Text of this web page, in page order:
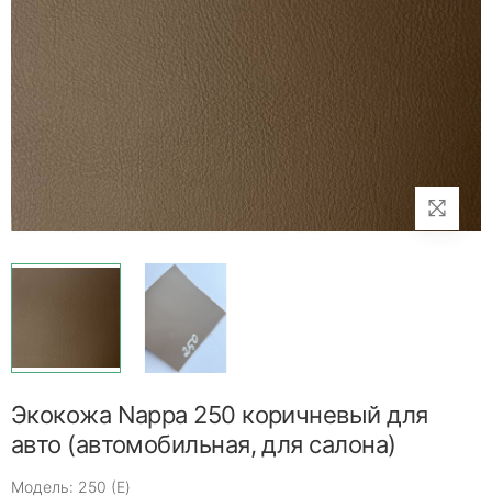
Экокожа Nappa 250 коричневый для
авто (автомобильная, для салона)
Модель: 250 (E)